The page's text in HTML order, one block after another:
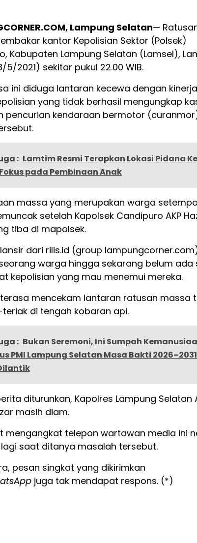
Lampung Selatan—
kantor Kepolisian Sektor (Polsek)
Kabupaten Lampung Selatan (Lamsel),
5/2021) sekitar pukul 22.00 WIB.
ini diduga lantaran kecewa dengan kinerja
yang tidak berhasil mengungkap
pencurian kendaraan bermotor
: Lamtim Resmi Terapkan Lokasi Pidana
pada Pembinaan Anak
massa yang merupakan warga
setelah Kapolsek Candipuro AKP
tiba di mapolsek.
dari rilis.id (group
warga hingga sekarang belum ada
kepolisian yang mau menemui mereka.
mencekam lantaran ratusan massa
di tengah kobaran api.
: Bukan Seremoni, Ini Sumpah
PMI Lampung Selatan Masa Bakti 2026–2031
diturunkan, Kapolres Lampung Selatan
masih diam.
mengangkat telepon wartawan media ini
saat ditanya masalah tersebut.
pesan singkat yang dikirimkan
juga tak mendapat respons. (*)